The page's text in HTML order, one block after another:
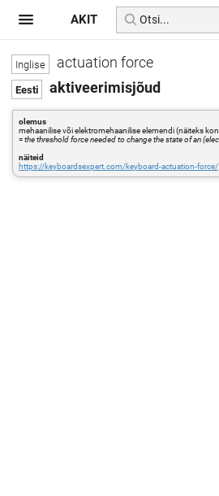
actuation force
aktiveerimisjõud
olemus
mehaanilise või elektromehaanilise elemendi (näiteks
=the threshold force needed to change the state of an
näiteid
https://keyboardsexpert.com/keyboard-actuation-force/
AKIT